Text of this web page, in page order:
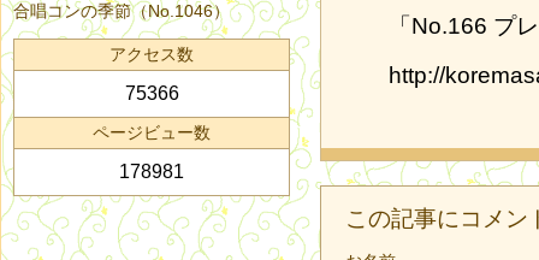
「No.166 プレ
http://
この記事にコメン
合唱コンの季節（No.1046）
アクセス数
75366
ページビュー数
178981